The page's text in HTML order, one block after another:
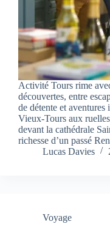
Activité Tours rime
découvertes, entre
de détente et
Vieux-Tours aux
devant la cathédrale
richesse d’un passé
Lucas Davies
Voyage